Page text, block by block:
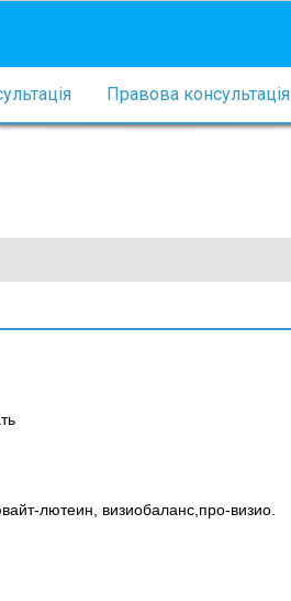
Правова консультація
лютеин, визиобаланс,про-визио.